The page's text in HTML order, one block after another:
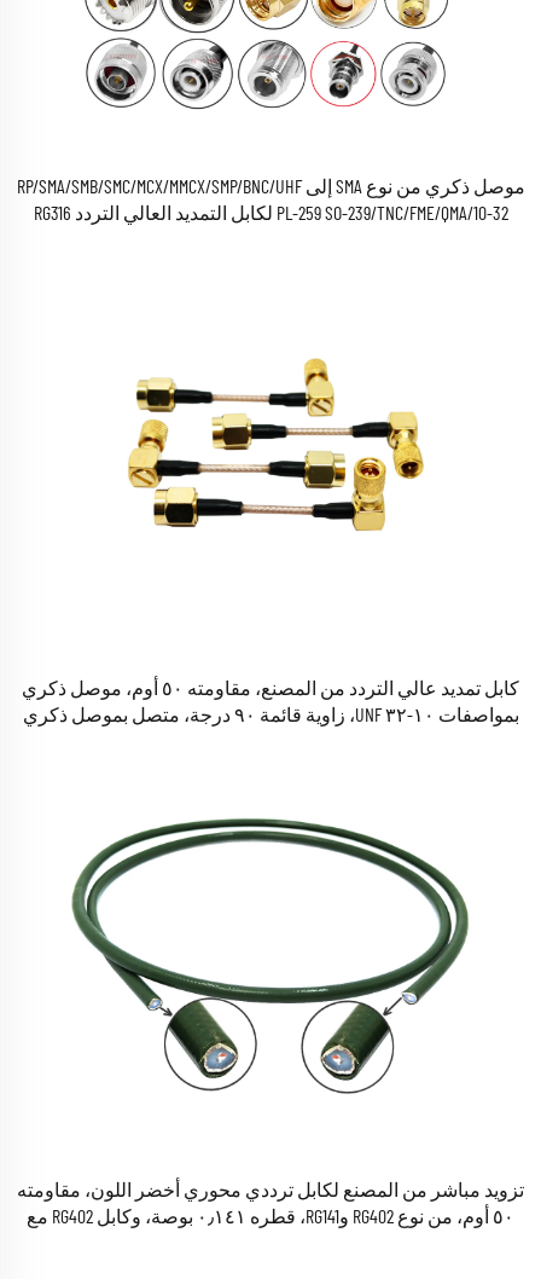
موصل ذكري من نوع SMA إلى RP/SMA/SMB/SMC/MCX/MMCX/SMP/BNC/UHF
PL-259 SO-239/TNC/FME/QMA/10-32 لكابل التمديد العالي التردد RG316
كابل تمديد عالي التردد من المصنع، مقاومته ٥٠ أوم، موصل ذكري
بمواصفات ١٠-٣٢ UNF، زاوية قائمة ٩٠ درجة، متصل بموصل ذكري
تزويد مباشر من المصنع لكابل ترددي محوري أخضر اللون، مقاومته
٥٠ أوم، من نوع RG402 وRG141، قطره ٠٫١٤١ بوصة، وكابل RG402 مع